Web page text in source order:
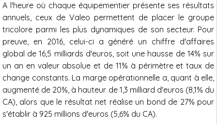
A l'heure où chaque équipementier présente ses résultats
annuels, ceux de Valeo permettent de placer le groupe
tricolore parmi les plus dynamiques de son secteur. Pour
preuve, en 2016, celui-ci a généré un chiffre d'affaires
global de 16,5 milliards d'euros, soit une hausse de 14% sur
un an en valeur absolue et de 11% à périmètre et taux de
change constants. La marge opérationnelle a, quant à elle,
augmenté de 20%, à hauteur de 1,3 milliard d'euros (8,1% du
CA), alors que le résultat net réalise un bond de 27% pour
s'établir à 925 millions d'euros (5,6% du CA).